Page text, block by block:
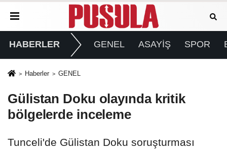
HABERLER GENEL ASAYİŞ SPOR
Haberler GENEL
Gülistan Doku olayında kritik
bölgelerde inceleme
Tunceli'de Gülistan Doku soruşturması